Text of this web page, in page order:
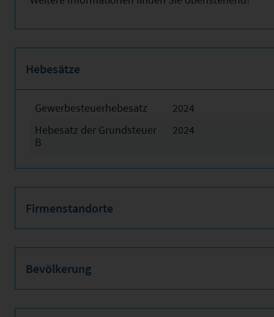
Hebesätze
Gewerbesteuerhebesatz 2024
Hebesatz der Grundsteuer
B
2024
Firmenstandorte
Bevölkerung